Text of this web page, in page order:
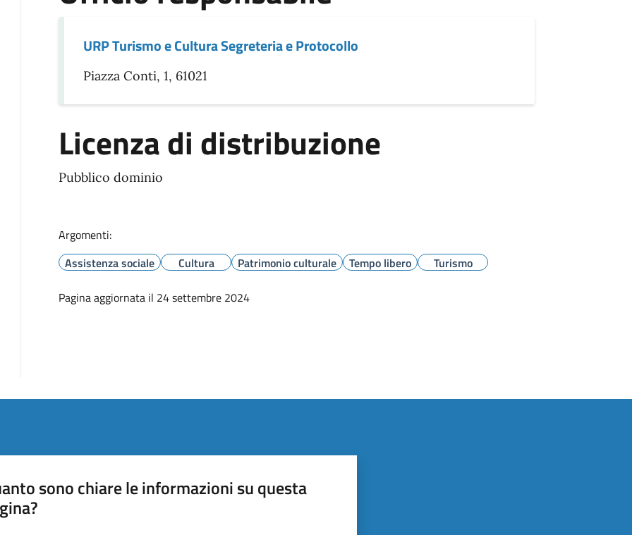
URP Turismo e Cultura Segreteria e Protocollo
Piazza Conti, 1, 61021
Licenza di distribuzione
Pubblico dominio
Argomenti:
Assistenza sociale
Cultura Patrimonio culturale Tempo libero Turismo
Pagina aggiornata il 24 settembre 2024
sono chiare le informazioni su questa